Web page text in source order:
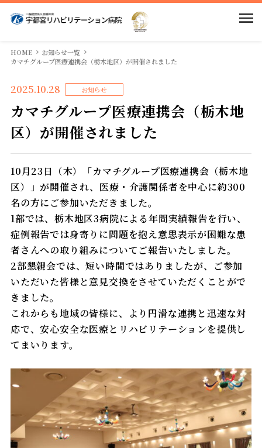
当院のご案内
院長挨拶
病院概要
回復期リハとは
当院の特徴
館内案内
広報物
実績紹介
ものわすれ外来
掲示事項
入院案内
入院のご案内
相談窓口
面会・お見舞いの方
部門紹介
看護部
リハビリテーション科
栄養科
薬剤科
地域医療連携室
感染対策管理部門
医療安全管理部門
褥瘡予防対策管理部門
アクセス
HOME
お知らせ一覧
カマチグループ医療連携会（栃木地区）が開催されました
2025.10.28 お知らせ
カマチグループ医療連携会（栃木地
区）が開催されました
10月23日（木）「カマチグループ医療連携会（栃木地
区）」が開催され、医療・介護関係者を中心に約300
名の方にご参加いただきました。
1部では、栃木地区3病院による年間実績報告を行い、
症例報告では身寄りに問題を抱え意思表示が困難な患
者さんへの取り組みについてご報告いたしました。
2部懇親会では、短い時間ではありましたが、ご参加
いただいた皆様と意見交換をさせていただくことがで
きました。
これからも地域の皆様に、より円滑な連携と迅速な対
応で、安心安全な医療とリハビリテーションを提供し
てまいります。